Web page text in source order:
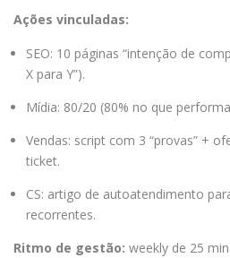
Ações vinculadas:
SEO: 10 páginas “intenção de
X para Y”).
Mídia: 80/20 (80% no que
Vendas: script com 3 “provas” +
ticket.
CS: artigo de autoatendimento
recorrentes.
Ritmo de gestão: weekly de 25